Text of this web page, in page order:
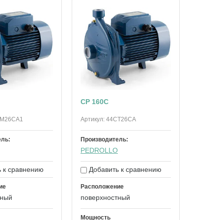
к сравнению
CP 160C
Артикул: 44CT26CA
Производитель:
PEDROLLO
Добавить к сравнению
Расположение
поверхностный
Мощность